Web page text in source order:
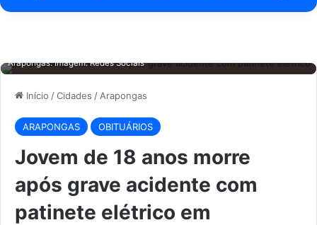
Arapongas. Imagem: Redes Sociais
Início /Cidades / Arapongas
ARAPONGAS OBITUÁRIOS
Jovem de 18 anos morre
após grave acidente com
patinete elétrico em